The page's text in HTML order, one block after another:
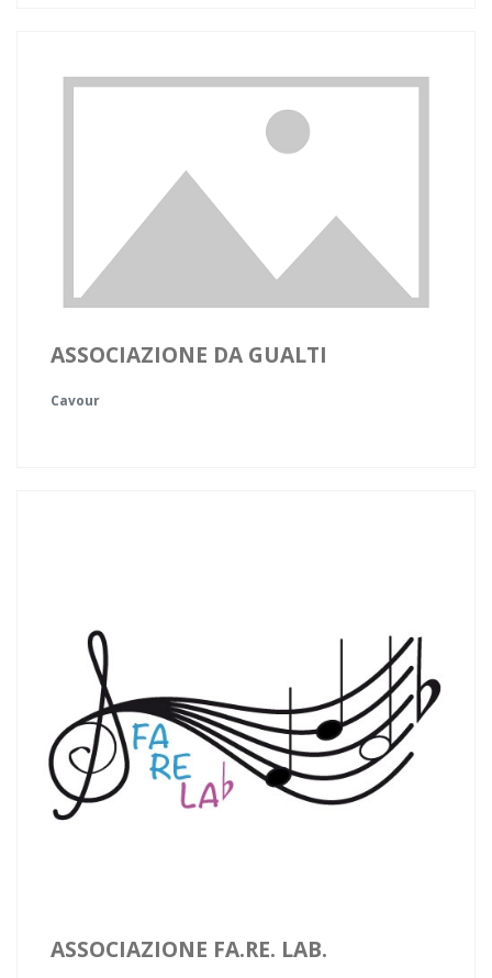
ASSOCIAZIONE DA GUALTI
Cavour
ASSOCIAZIONE FA.RE. LAB.